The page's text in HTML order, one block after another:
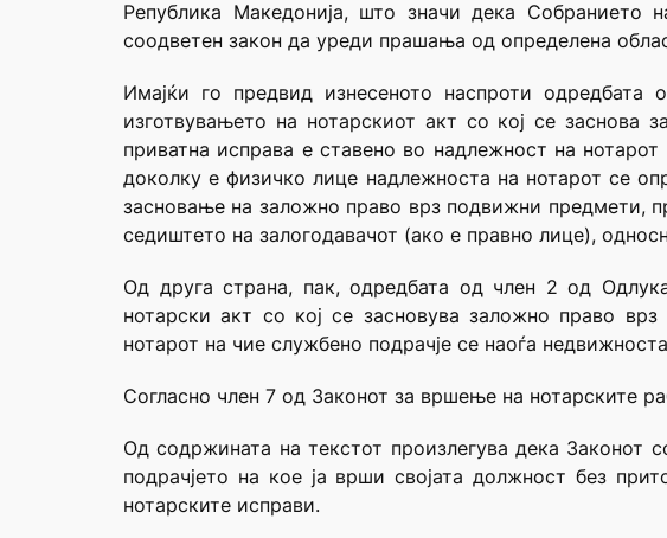
Република Македонија, што значи дека Собранието
соодветен закон да уреди прашања од определена
Имајќи го предвид изнесеното наспроти
изготвувањето на нотарскиот акт со кој се
приватна исправа е ставено во надлежност на
доколку е физичко лице надлежноста на нотарот се
засновање на заложно право врз подвижни предмети,
седиштето на залогодавачот (ако е правно лице),
Од друга страна, пак, одредбата од член 2 од
нотарски акт со кој се засновува заложно право
нотарот на чие службено подрачје се наоѓа
Согласно член 7 од Законот за вршење на нотарските
Од содржината на текстот произлегува дека Законот
подрачјето на кое ја врши својата должност без
нотарските исправи.